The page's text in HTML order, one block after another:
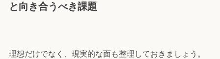
と向き合うべき課題
理想だけでなく、現実的な面も整理しておきましょう。